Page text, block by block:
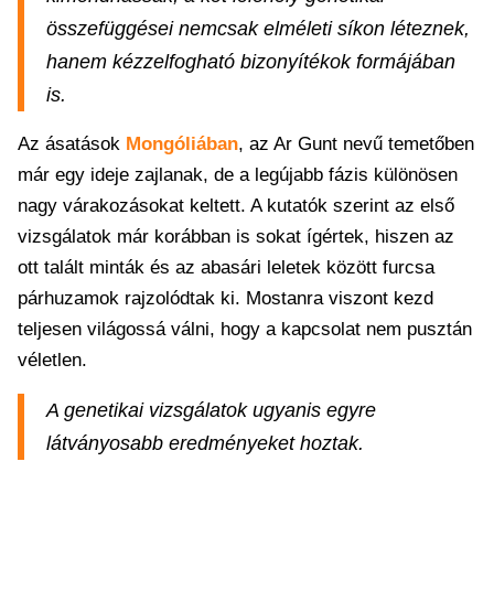
összefüggései nemcsak elméleti síkon léteznek,
hanem kézzelfogható bizonyítékok formájában
is.
Az ásatások Mongóliában, az Ar Gunt nevű temetőben
már egy ideje zajlanak, de a legújabb fázis különösen
nagy várakozásokat keltett. A kutatók szerint az első
vizsgálatok már korábban is sokat ígértek, hiszen az
ott talált minták és az abasári leletek között furcsa
párhuzamok rajzolódtak ki. Mostanra viszont kezd
teljesen világossá válni, hogy a kapcsolat nem pusztán
véletlen.
A genetikai vizsgálatok ugyanis egyre
látványosabb eredményeket hoztak.